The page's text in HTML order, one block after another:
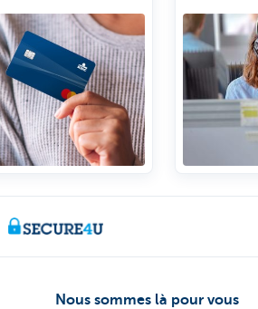
où vous
manière
convient
Nous sommes là pour vous